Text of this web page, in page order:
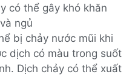
có thể gây khó khăn
ngủ
bị chảy nước mũi khi
dịch có màu trong suốt
Dịch chảy có thể xuất